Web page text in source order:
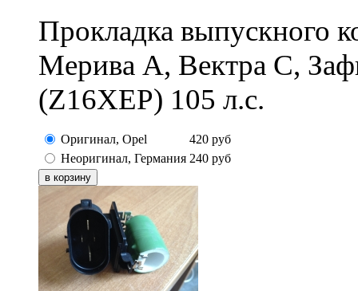
Прокладка выпускного
Мерива А, Вектра С,
(Z16XEP) 105 л.с.
Оригинал, Opel 420 руб
Неоригинал, Германия 240 руб